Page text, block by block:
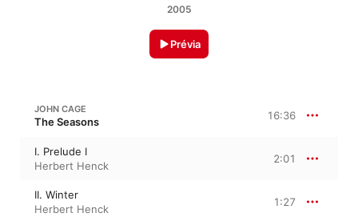
2005
Prévia
JOHN CAGE
The Seasons 16:36
I. Prelude I
Herbert Henck
2:01
II. Winter
Herbert Henck
1:27